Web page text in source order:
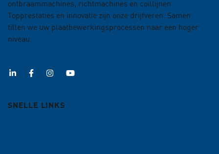
ontbraammachines, richtmachines en coillijnen.
Topprestaties en innovatie zijn onze drijfveren. Samen
tillen we uw plaatbewerkingsprocessen naar een hoger
niveau.
SNELLE LINKS